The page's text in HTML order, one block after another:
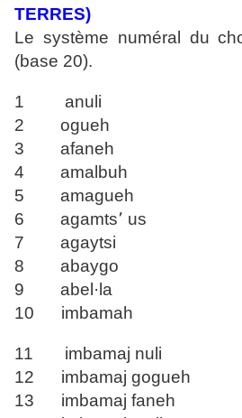
TERRES)
Le système numéral du
(base 20).
1 anuli
2 ogueh
3 afaneh
4 amalbuh
5 amagueh
6 agamts՚ us
7 agaytsi
8 abaygo
9 abel·la
10 imbamah
11 imbamaj nuli
12 imbamaj gogueh
13 imbamaj faneh